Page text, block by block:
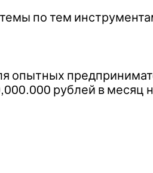
по тем
опытных
рублей в месяц